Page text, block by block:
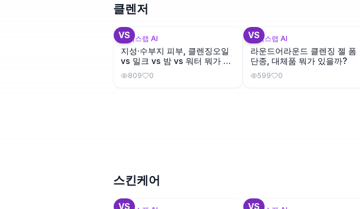
클렌저
VS
뷰틱스랩 AI
지성·수부지 피부, 클렌징오일
vs 밀크 vs 밤 vs 워터 뭐가 좋
을까?
809 0
VS
뷰틱스랩 AI
라운드어라운드 클렌징 젤 폼
단종, 대체품 뭐가 있을까?
599 0
스킨케어
VS VS